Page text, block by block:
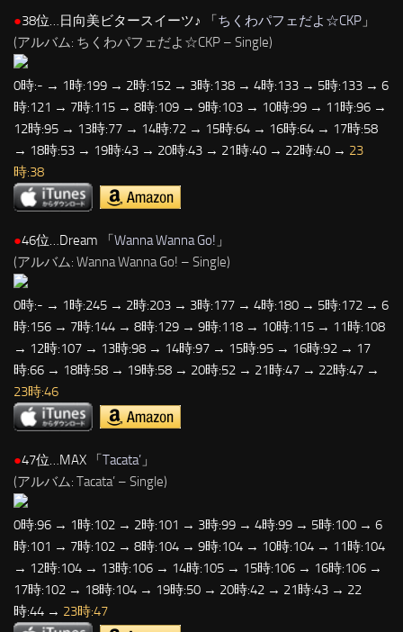
●38位…日向美ビタースイーツ♪ 「ちくわパフェだよ☆CKP 」
(アルバム: ちくわパフェだよ☆CKP – Single)
0時:- → 1時:199 → 2時:152 → 3時:138 → 4時:133 → 5時:133 → 6
時:121 → 7時:115 → 8時:109 → 9時:103 → 10時:99 → 11時:96 →
12時:95 → 13時:77 → 14時:72 → 15時:64 → 16時:64 → 17時:58
→ 18時:53 → 19時:43 → 20時:43 → 21時:40 → 22時:40 → 23
時:38
●46位…Dream 「Wanna Wanna Go! 」
(アルバム: Wanna Wanna Go! – Single)
0時:- → 1時:245 → 2時:203 → 3時:177 → 4時:180 → 5時:172 → 6
時:156 → 7時:144 → 8時:129 → 9時:118 → 10時:115 → 11時:108
→ 12時:107 → 13時:98 → 14時:97 → 15時:95 → 16時:92 → 17
時:66 → 18時:58 → 19時:58 → 20時:52 → 21時:47 → 22時:47 →
23時:46
●47位…MAX 「Tacata’ 」
(アルバム: Tacata’ – Single)
0時:96 → 1時:102 → 2時:101 → 3時:99 → 4時:99 → 5時:100 → 6
時:101 → 7時:102 → 8時:104 → 9時:104 → 10時:104 → 11時:104
→ 12時:104 → 13時:106 → 14時:105 → 15時:106 → 16時:106 →
17時:102 → 18時:104 → 19時:50 → 20時:42 → 21時:43 → 22
時:44 → 23時:47